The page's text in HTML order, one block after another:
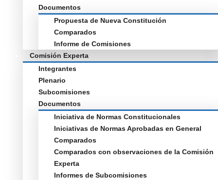
Documentos
Propuesta de Nueva Constitución
Comparados
Informe de Comisiones
Comisión Experta
Integrantes
Plenario
Subcomisiones
Documentos
Iniciativa de Normas Constitucionales
Iniciativas de Normas Aprobadas en General
Comparados
Comparados con observaciones de la Comisión
Experta
Informes de Subcomisiones